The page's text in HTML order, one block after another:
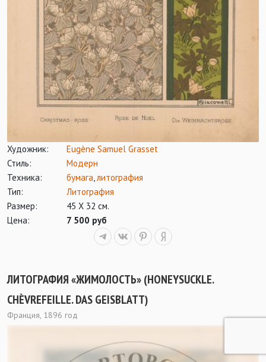
Художник:
Eugène Samuel Grasset
Стиль:
Модерн
Техника:
бумага литография
Тип:
Литография
Размер:
45 Х 32 см.
Цена:
7 500 руб
ЛИТОГРАФИЯ «ЖИМОЛОСТЬ» (HONEYSUCKLE.
CHÈVREFEILLE. DAS GEISBLATT)
Франция, 1896 год